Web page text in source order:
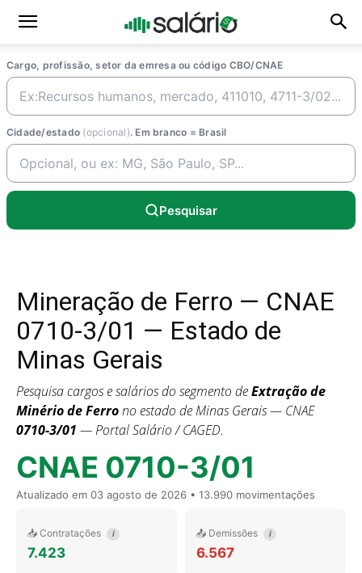
Cargo, profissão, setor da emresa ou código CBO/CNAE
Cidade/estado (opcional). Em branco = Brasil
Pesquisar
Mineração de Ferro — CNAE
0710-3/01 — Estado de
Minas Gerais
Pesquisa cargos e salários do segmento deExtração de
Minério de Ferrono estado de Minas Gerais — CNAE
0710-3/01 — Portal Salário / CAGED.
CNAE 0710-3/01
Atualizado em 03 agosto de 2026 • 13.990 movimentações
📥 Contratações i
7.423
📤 Demissões i
6.567